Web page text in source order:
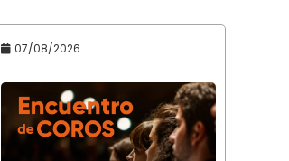
07/08/2026